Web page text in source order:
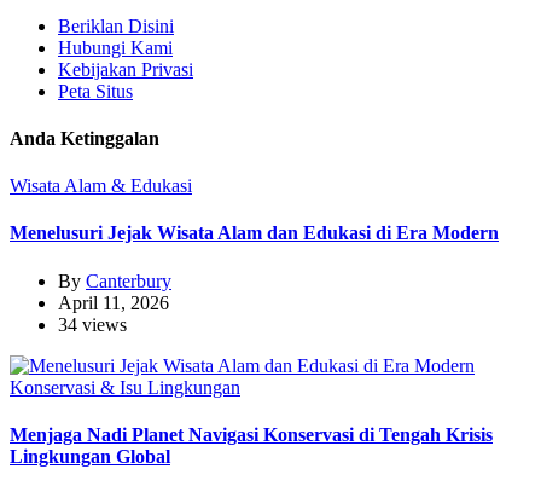
Beriklan Disini
Hubungi Kami
Kebijakan Privasi
Peta Situs
Anda Ketinggalan
Wisata Alam & Edukasi
Menelusuri Jejak Wisata Alam dan Edukasi di Era Modern
By Canterbury
April 11, 2026
34 views
Konservasi & Isu Lingkungan
Menjaga Nadi Planet Navigasi Konservasi di Tengah Krisis
Lingkungan Global